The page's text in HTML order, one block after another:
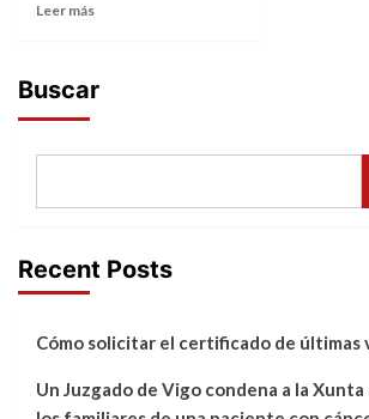
Leer más
Buscar
Recent Posts
Cómo solicitar el certificado de últimas
Un Juzgado de Vigo condena a la Xunta